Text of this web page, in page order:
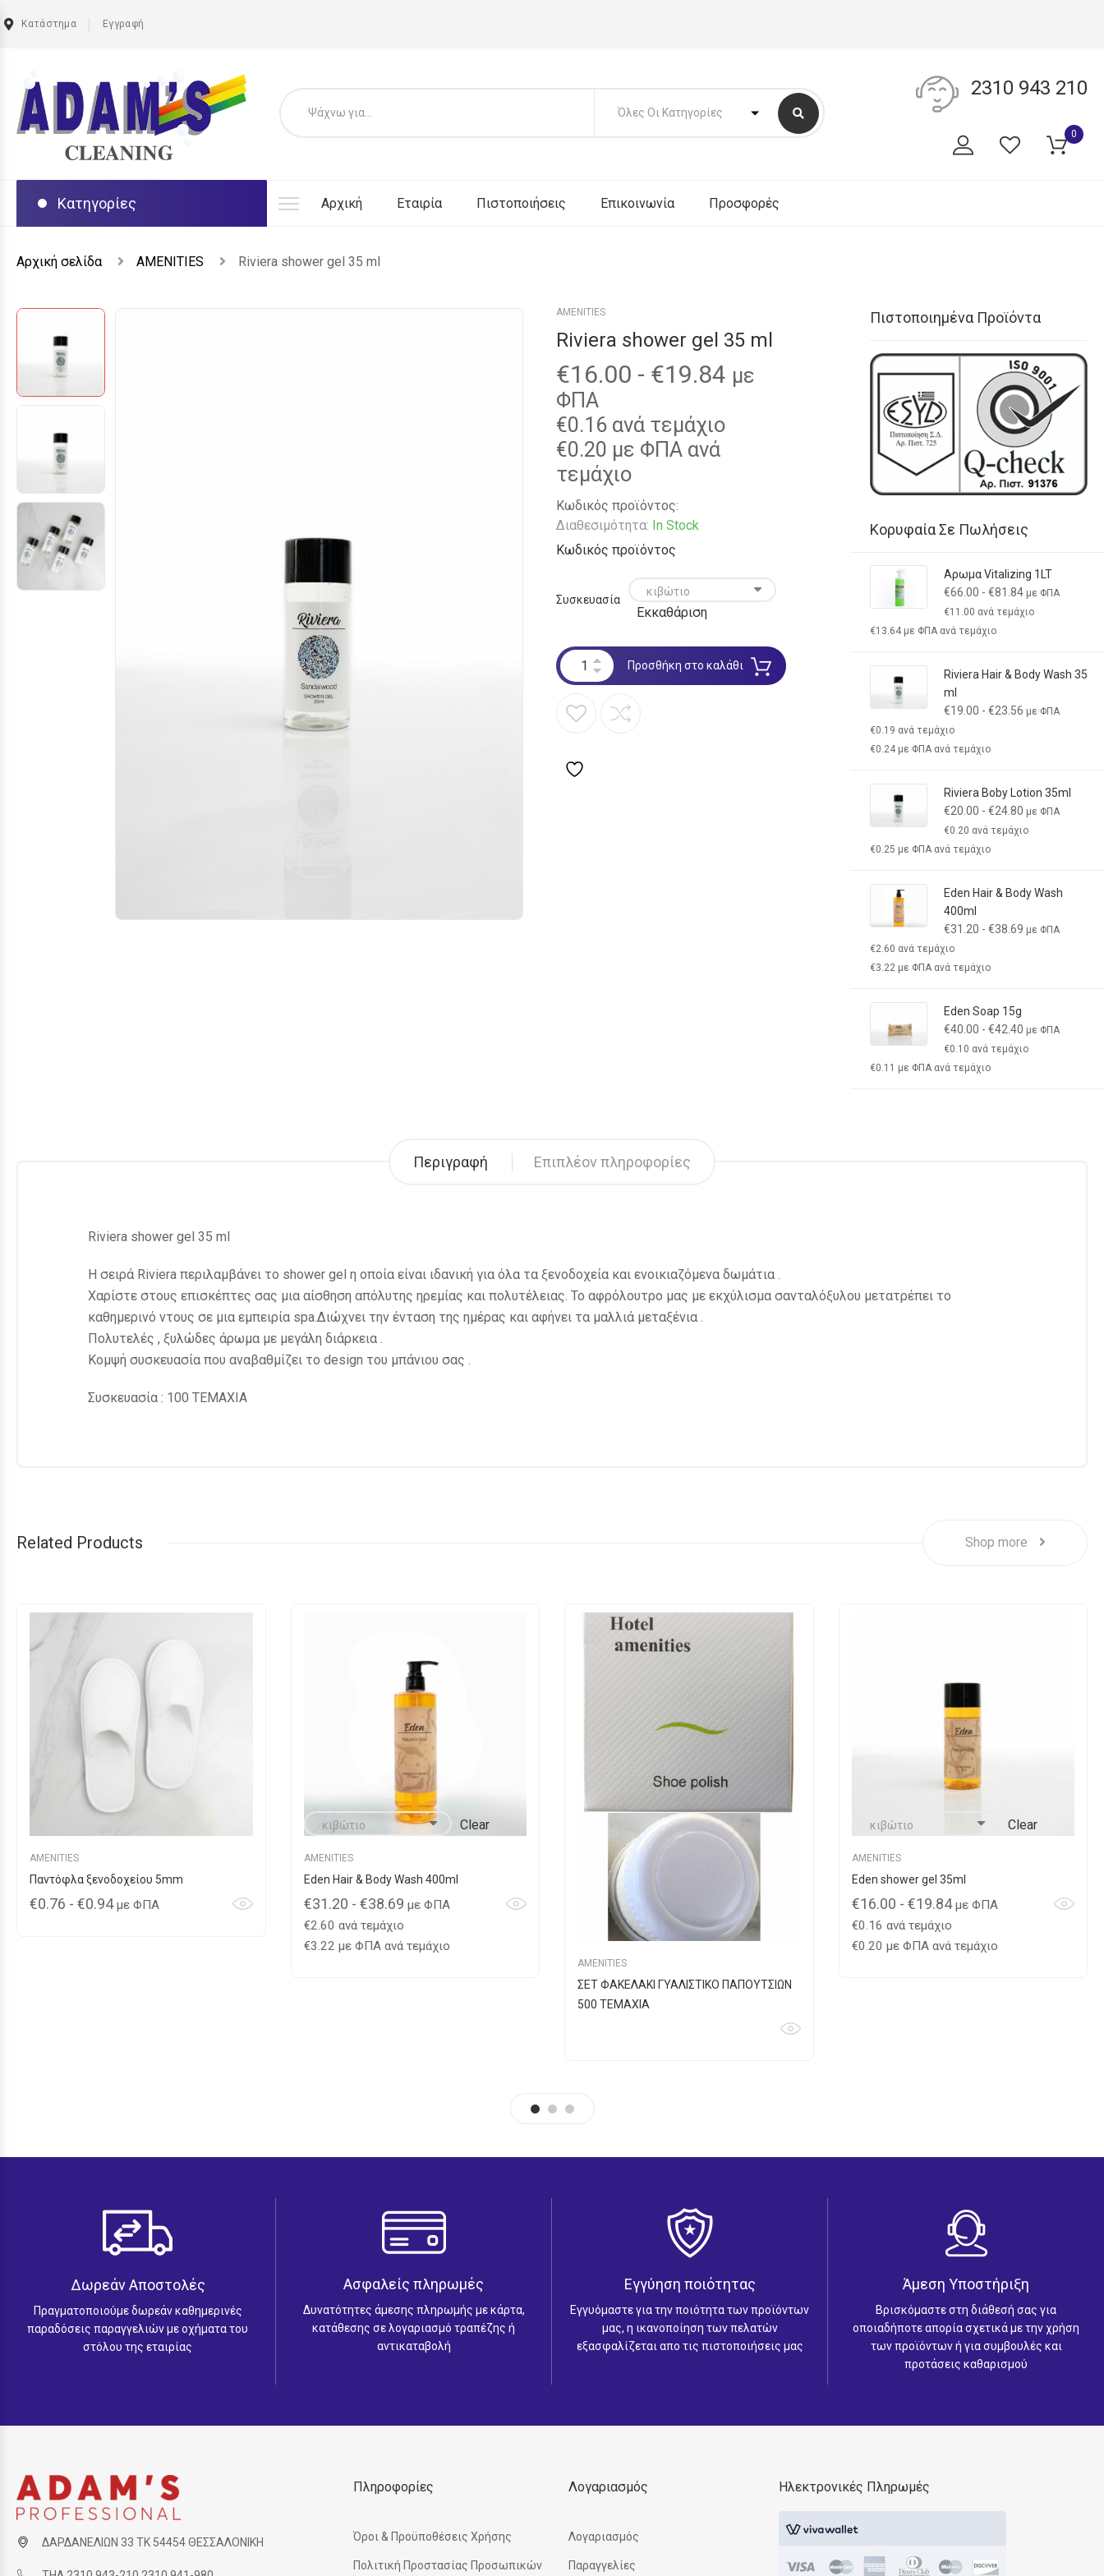
Κατάστημα Εγγραφή
Όλες Οι Κατηγορίες
2310 943 210
0
Κατηγορίες Αρχική Εταιρία Πιστοποιήσεις Επικοινωνία Προσφορές
Αρχική σελίδα AMENITIES Riviera shower gel 35 ml
AMENITIES
Riviera shower gel 35 ml
€16.00 - €19.84 με
ΦΠΑ
€0.16 ανά τεμάχιο
€0.20 με ΦΠΑ ανά
τεμάχιο
Κωδικός προϊόντος:
Διαθεσιμότητα: In Stock
Κωδικός προϊόντος
Συσκευασία
Εκκαθάριση
Προσθήκη στο καλάθι
Πιστοποιημένα Προϊόντα
Κορυφαία Σε Πωλήσεις
Αρωμα Vitalizing 1LT
€66.00 - €81.84 με ΦΠΑ
€11.00 ανά τεμάχιο
€13.64 με ΦΠΑ ανά τεμάχιο
Riviera Hair & Body Wash 35
ml
€19.00 - €23.56 με ΦΠΑ
€0.19 ανά τεμάχιο
€0.24 με ΦΠΑ ανά τεμάχιο
Riviera Boby Lotion 35ml
€20.00 - €24.80 με ΦΠΑ
€0.20 ανά τεμάχιο
€0.25 με ΦΠΑ ανά τεμάχιο
Eden Hair & Body Wash
400ml
€31.20 - €38.69 με ΦΠΑ
€2.60 ανά τεμάχιο
€3.22 με ΦΠΑ ανά τεμάχιο
Eden Soap 15g
€40.00 - €42.40 με ΦΠΑ
€0.10 ανά τεμάχιο
€0.11 με ΦΠΑ ανά τεμάχιο
Περιγραφή Επιπλέον πληροφορίες
Riviera shower gel 35 ml
Η σειρά Riviera περιλαμβάνει το shower gel η οποία είναι ιδανική για όλα τα ξενοδοχεία και ενοικιαζόμενα δωμάτια .
Χαρίστε στους επισκέπτες σας μια αίσθηση απόλυτης ηρεμίας και πολυτέλειας. Το αφρόλουτρο μας με εκχύλισμα σανταλόξυλου μετατρέπει το
καθημερινό ντους σε μια εμπειρία spa.Διώχνει την ένταση της ημέρας και αφήνει τα μαλλιά μεταξένια .
Πολυτελές , ξυλώδες άρωμα με μεγάλη διάρκεια .
Κομψή συσκευασία που αναβαθμίζει το design του μπάνιου σας .
Συσκευασία : 100 ΤΕΜΑΧΙΑ
Related Products Shop more
AMENITIES
Παντόφλα ξενοδοχείου 5mm
€0.76 - €0.94 με ΦΠΑ
Clear
AMENITIES
Eden Hair & Body Wash 400ml
€31.20 - €38.69 με ΦΠΑ
€2.60 ανά τεμάχιο
€3.22 με ΦΠΑ ανά τεμάχιο
AMENITIES
ΣΕΤ ΦΑΚΕΛΑΚΙ ΓΥΑΛΙΣΤΙΚΟ ΠΑΠΟΥΤΣΙΩΝ
500 TEMAXIA
Clear
AMENITIES
Eden shower gel 35ml
€16.00 - €19.84 με ΦΠΑ
€0.16 ανά τεμάχιο
€0.20 με ΦΠΑ ανά τεμάχιο
Δωρεάν Αποστολές
Πραγματοποιούμε δωρεάν καθημερινές
παραδόσεις παραγγελιών με οχήματα του
στόλου της εταιρίας
Ασφαλείς πληρωμές
Δυνατότητες άμεσης πληρωμής με κάρτα,
κατάθεσης σε λογαριασμό τραπέζης ή
αντικαταβολή
Εγγύηση ποιότητας
Εγγυόμαστε για την ποιότητα των προϊόντων
μας, η ικανοποίηση των πελατών
εξασφαλίζεται απο τις πιστοποιήσεις μας
Άμεση Υποστήριξη
Βρισκόμαστε στη διάθεσή σας για
οποιαδήποτε απορία σχετικά με την χρήση
των προϊόντων ή για συμβουλές και
προτάσεις καθαρισμού
ΔΑΡΔΑΝΕΛΙΩΝ 33 ΤΚ 54454 ΘΕΣΣΑΛΟΝΙΚΗ
Πληροφορίες
Όροι & Προϋποθέσεις Χρήσης
Πολιτική Προστασίας Προσωπικών
Λογαριασμός
Λογαριασμός
Παραγγελίες
Ηλεκτρονικές Πληρωμές